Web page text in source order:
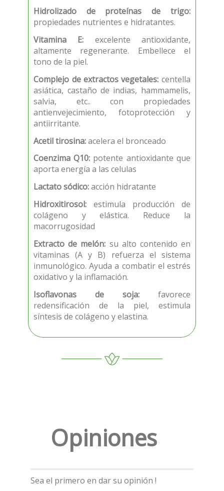
Hidrolizado de proteínas de trigo:
propiedades nutrientes e hidratantes.
Vitamina E: excelente antioxidante,
altamente regenerante. Embellece el
tono de la piel.
Complejo de extractos vegetales: centella
asiática, castaño de indias, hammamelis,
salvia, etc.. con propiedades
antienvejecimiento, fotoprotección y
antiirritante.
Acetil tirosina:acelera el bronceado
Coenzima Q10: potente antioxidante que
aporta energía a las celulas
Lactato sódico:acción hidratante
Hidroxitirosol: estimula producción de
colágeno y elástica. Reduce la
macorrugosidad
Extracto de melón: su alto contenido en
vitaminas (A y B) refuerza el sistema
inmunológico. Ayuda a combatir el estrés
oxidativo y la inflamación.
Isoflavonas de soja:favorece
redensificación de la piel, estimula
síntesis de colágeno y elastina.
Opiniones
Sea el primero en dar su opinión !